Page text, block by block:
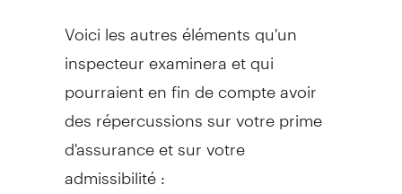
Voici les autres éléments qu'un
inspecteur examinera et qui
pourraient en fin de compte avoir
des répercussions sur votre prime
d'assurance et sur votre
admissibilité :